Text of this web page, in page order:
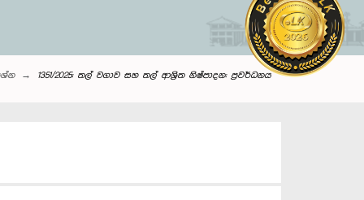
1351/2025: තල් වගාව සහ තල් ආශ්‍රිත නිෂ්පාදන: ප්‍රවර්ධනය